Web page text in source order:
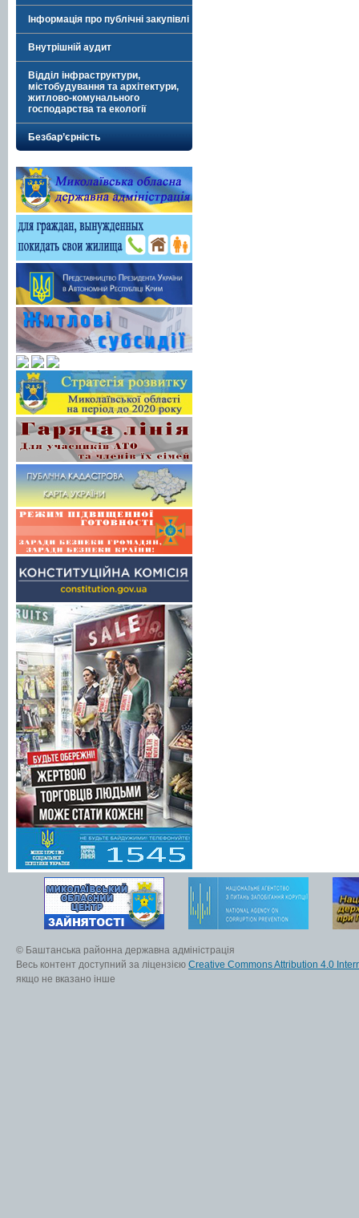
Інформація про публічні закупівлі
Внутрішній аудит
Відділ інфраструктури,
містобудування та архітектури,
житлово-комунального
господарства та екології
Безбар’єрність
© Баштанська районна державна адміністрація
Весь контент доступний за ліцензією Creative Commons Attribution 4.0
якщо не вказано інше